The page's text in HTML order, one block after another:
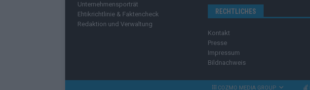
Unternehmensporträt
Ehtikrichtlinie & Faktencheck
Redaktion und Verwaltung
RECHTLICHES
Kontakt
Presse
Impressum
Bildnachweis
COZMO MEDIA GROUP